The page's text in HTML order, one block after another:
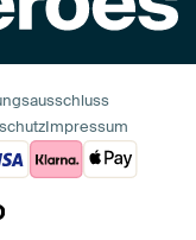
Impressum